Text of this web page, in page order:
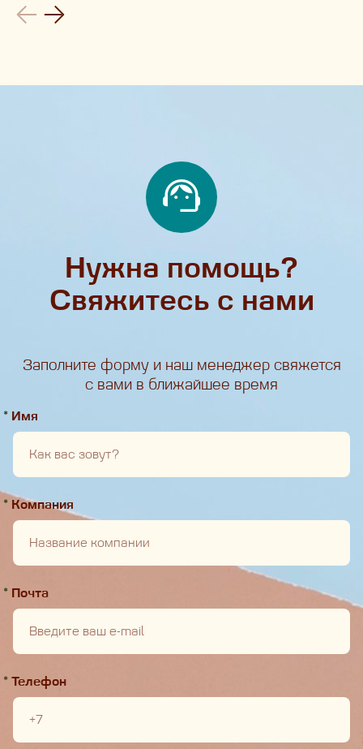
Нужна помощь?
Свяжитесь с нами
Заполните форму и наш менеджер свяжется
с вами в ближайшее время
* Имя
* Компания
* Почта
* Телефон